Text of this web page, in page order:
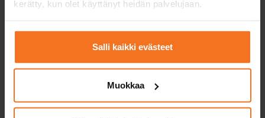
kerätty, kun olet käyttänyt heidän palvelujaan.
Salli kaikki evästeet
Muokkaa